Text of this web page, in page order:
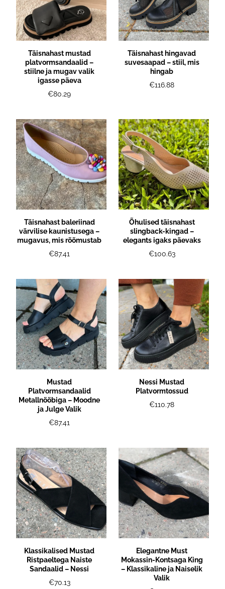
Täisnahast mustad
platvormsandaalid –
stiilne ja mugav valik
igasse päeva
€80.29
Täisnahast hingavad
suvesaapad – stiil, mis
hingab
€116.88
Täisnahast baleriinad
värvilise kaunistusega –
mugavus, mis rõõmustab
€87.41
Õhulised täisnahast
slingback-kingad –
elegants igaks päevaks
€100.63
Mustad
Platvormsandaalid
Metallnööbiga – Moodne
ja Julge Valik
€87.41
Nessi Mustad
Platvormtossud
€110.78
Klassikalised Mustad
Ristpaeltega Naiste
Sandaalid – Nessi
€70.13
Elegantne Must
Mokassin-Kontsaga King
– Klassikaline ja Naiselik
Valik